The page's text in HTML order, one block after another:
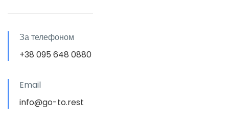
За телефоном
+38 095 648 0880
Email
info@go-to.rest